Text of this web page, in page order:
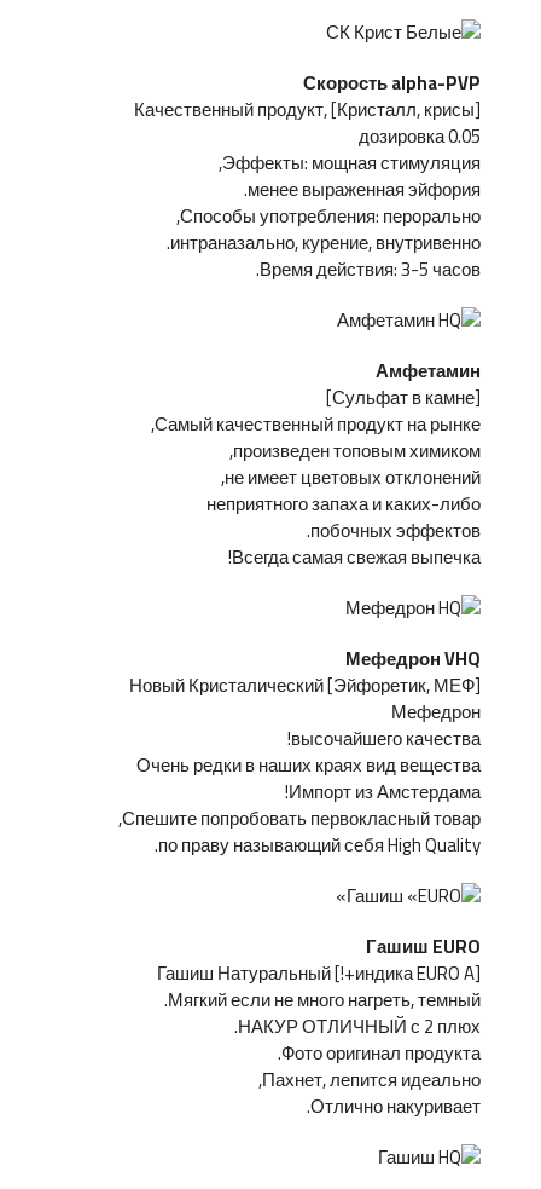
Скорость alpha-PVP
[Кристалл, крисы] Качественный продукт,
дозировка 0.05
Эффекты: мощная стимуляция,
менее выраженная эйфория.
Способы употребления: перорально,
интраназально, курение, внутривенно.
Время действия: 3-5 часов.
Амфетамин
[Сульфат в камне]
Самый качественный продукт на рынке,
произведен топовым химиком,
не имеет цветовых отклонений,
неприятного запаха и каких-либо
побочных эффектов.
Всегда самая свежая выпечка!
Мефедрон VHQ
[Эйфоретик, МЕФ] Новый Кристалический
Мефедрон
высочайшего качества!
Очень редки в наших краях вид вещества
Импорт из Амстердама!
Спешите попробовать первокласный товар,
по праву называющий себя High Quality.
Гашиш EURO
[индика EURO A+!] Гашиш Натуральный
Мягкий если не много нагреть, темный.
НАКУР ОТЛИЧНЫЙ с 2 плюх.
Фото оригинал продукта.
Пахнет, лепится идеально,
Отлично накуривает.